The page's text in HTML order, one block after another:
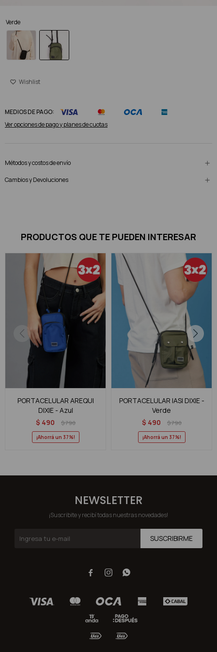
Verde
MEDIOS DE PAGO:
Ver opciones de pago y planes de cuotas
Métodos y costos de envío
Cambios y Devoluciones
PRODUCTOS QUE TE PUEDEN INTERESAR
PORTACELULAR AREQUI
DIXIE - Azul
$ 490 $790
37
PORTACELULAR IASI DIXIE -
Verde
$ 490 $790
37
NEWSLETTER
¡Suscribite y recibí todas nuestras novedades!
SUSCRIBIRME
  